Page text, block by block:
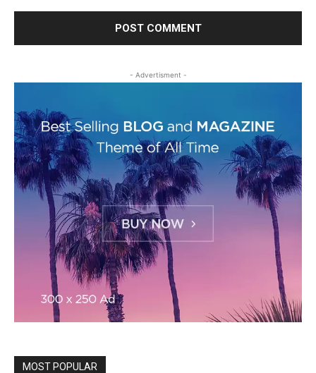
- Advertisment -
MOST POPULAR